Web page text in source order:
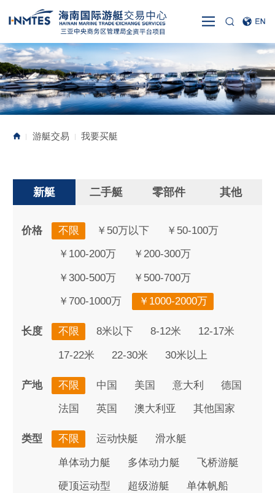
| 游艇交易 | 我要买艇
新艇 二手艇 零部件 其他
价格 不限 ￥50万以下 ￥50-100万
￥100-200万 ￥200-300万
￥300-500万 ￥500-700万
￥700-1000万 ￥1000-2000万
长度 不限 8米以下 8-12米 12-17米
17-22米 22-30米 30米以上
产地 不限 中国 美国 意大利 德国
法国 英国 澳大利亚 其他国家
类型 不限 运动快艇 滑水艇
单体动力艇 多体动力艇 飞桥游艇
硬顶运动型 超级游艇 单体帆船